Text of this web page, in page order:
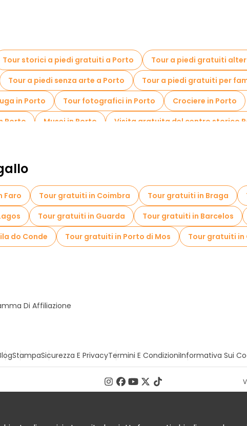
Tour storici a piedi gratuiti a Porto
Tour a piedi gratuiti
Tour a piedi senza arte a Porto
Tour a piedi gratuiti per
in Porto Tour fotografici in Porto
Crociere in Porto
Porto
Musei in Porto
Visita gratuita del centro storico
a Porto
Faro Tour gratuiti in Coimbra Tour gratuiti in Braga
Tour gratuiti in Guarda
Tour gratuiti in Barcelos
do Conde Tour gratuiti in Porto di Mos
Tour gratuiti in
Di Affiliazione
StampaSicurezza E PrivacyTermini E CondizioniInformativa Sui